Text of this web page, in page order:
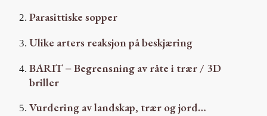
Parasittiske sopper
Ulike arters reaksjon på beskjæring
BARIT = Begrensning av råte i trær / 3D
briller
Vurdering av landskap, trær og jord…